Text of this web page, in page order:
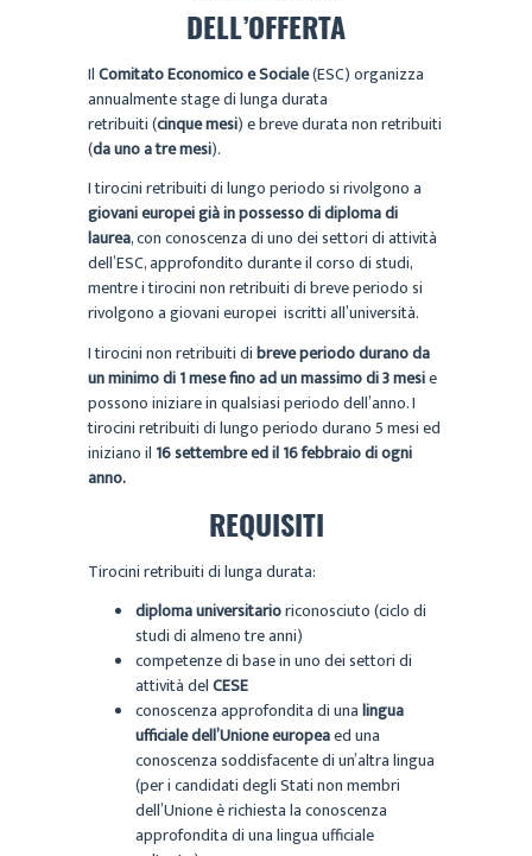
DELL’OFFERTA
IlComitato Economico e Sociale(ESC) organizza
annualmente stage di lunga durata
retribuiti (cinque mesi) e breve durata non retribuiti
(da uno a tre mesi).
I tirocini retribuiti di lungo periodo si rivolgono a
giovani europei già in possesso di diploma di
laurea, con conoscenza di uno dei settori di attività
dell’ESC, approfondito durante il corso di studi,
mentre i tirocini non retribuiti di breve periodo si
rivolgono a giovani europei iscritti all’università.
I tirocini non retribuiti dibreve periodo durano da
un minimo di 1 mese fino ad un massimo di 3 mesie
possono iniziare in qualsiasi periodo dell’anno. I
tirocini retribuiti di lungo periodo durano 5 mesi ed
iniziano il 16 settembre ed il 16 febbraio di ogni
anno.
REQUISITI
Tirocini retribuiti di lunga durata:
diploma universitarioriconosciuto (ciclo di
studi di almeno tre anni)
competenze di base in uno dei settori di
attività delCESE
conoscenza approfondita di unalingua
ufficiale dell’Unione europeaed una
conoscenza soddisfacente di un’altra lingua
(per i candidati degli Stati non membri
dell’Unione è richiesta la conoscenza
approfondita di una lingua ufficiale